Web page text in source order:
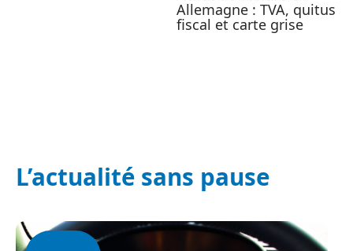
Allemagne : TVA, quitus
fiscal et carte grise
L’actualité sans pause